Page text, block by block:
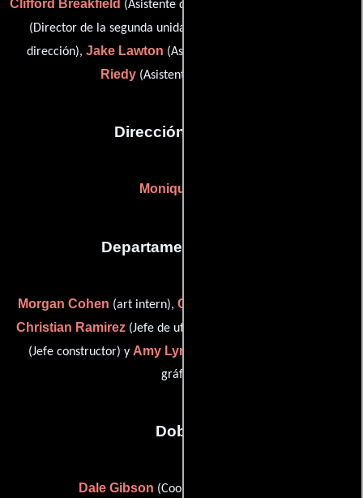
Clifford Breakfield (Asistente de dirección),
(Director de la segunda unidad),
dirección), Jake Lawton (Asistente de dirección) y
Riedy(Asistente de dirección)
Dirección artística
Monique Dias
Departamento de arte
Morgan Cohen (art intern), Chris Macdonald
Christian Ramirez (Jefe de utilería),
(Jefe constructor) y Amy Lynn Umezu
gráfico)
Dobles
Dale Gibson (Coordinador de dobles)